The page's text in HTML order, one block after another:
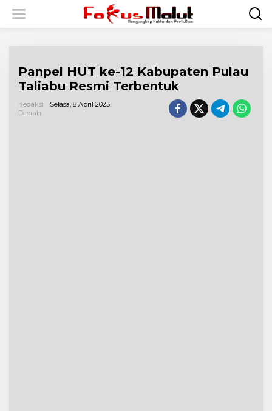
Panpel HUT ke-12 Kabupaten Pulau
Taliabu Resmi Terbentuk
Redaksi
Selasa, 8 April 2025
Daerah